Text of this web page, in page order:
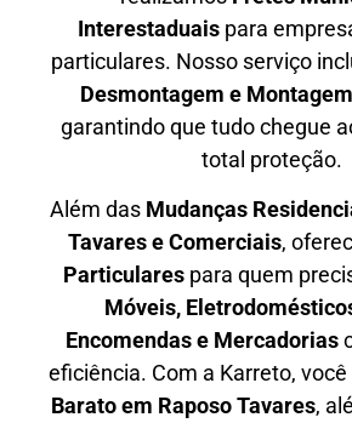
Interestaduaispara
particulares. Nosso serviço
Desmontagem e
garantindo que tudo chegue
total proteção.
Além das Mudanças
Tavares e Comerciais,
Particularespara quem
Móveis,
Encomendas e Mercadorias
eficiência. Com a Karreto,
Barato em Raposo Tavares,